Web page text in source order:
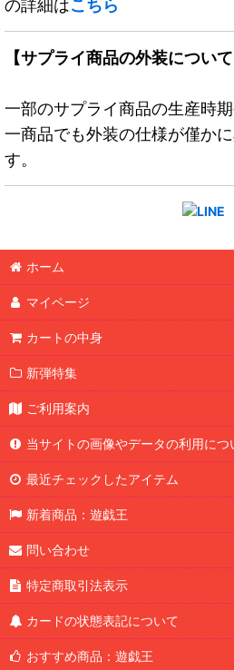
の詳細はこちら
【サプライ商品の外装について
一部のサプライ商品の生産時
一商品でも外装の仕様が僅か
す。
ホーム
マイページ
カートの中身
新弾特集
ご利用案内
当サイトの画像やデータの利用につ
最近チェックしたアイテム
新着商品：遊戯王
問い合わせ
特定商取引法表示
カードの状態表記について
おすすめ商品：遊戯王